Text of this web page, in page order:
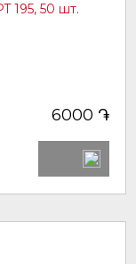
195, 50 шт.
6000 ֏